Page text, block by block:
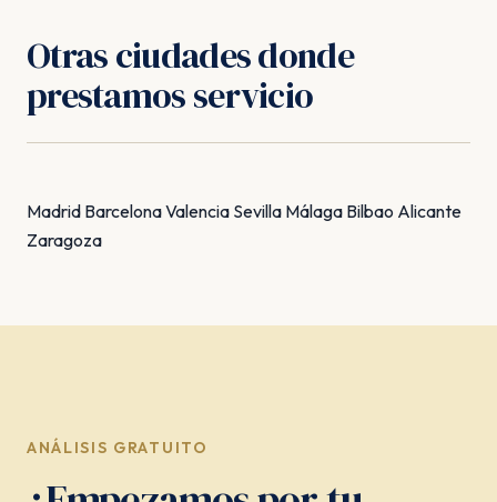
Otras ciudades donde
prestamos servicio
Madrid BarcelonaValencia Sevilla Málaga Bilbao Alicante
Zaragoza
ANÁLISIS GRATUITO